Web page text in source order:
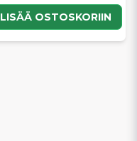
LISÄÄ OSTOSKORIIN